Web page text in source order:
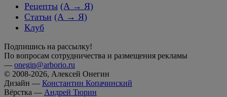
Рецепты (А → Я)
Статьи (А → Я)
Клуб
Подпишись на рассылку!
По вопросам сотрудничества и размещения рекламы
— onegin@arborio.ru
© 2008-2026, Алексей Онегин
Дизайн — Константин Копачинский
Вёрстка — Андрей Тюрин